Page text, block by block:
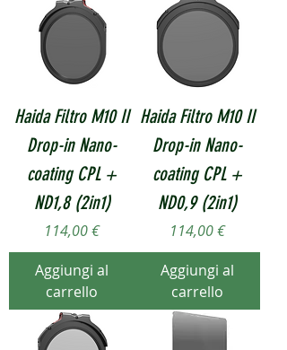
Haida Filtro M10 II
Drop-in Nano-
coating CPL +
ND1,8 (2in1)
Prezzo
114,00 €
Aggiungi al
carrello
Haida Filtro M10 II
Drop-in Nano-
coating CPL +
ND0,9 (2in1)
Prezzo
114,00 €
Aggiungi al
carrello